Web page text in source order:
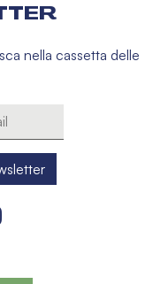
nella cassetta delle